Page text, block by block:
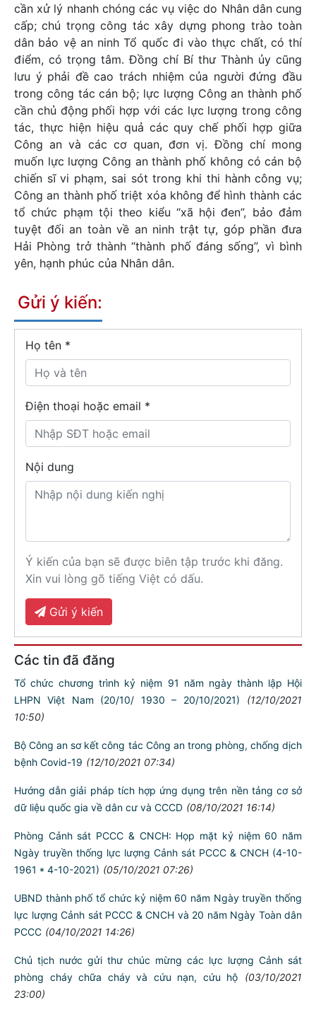
cần xử lý nhanh chóng các vụ việc do Nhân dân cung
cấp; chú trọng công tác xây dựng phong trào toàn
dân bảo vệ an ninh Tổ quốc đi vào thực chất, có thí
điểm, có trọng tâm. Đồng chí Bí thư Thành ủy cũng
lưu ý phải đề cao trách nhiệm của người đứng đầu
trong công tác cán bộ; lực lượng Công an thành phố
cần chủ động phối hợp với các lực lượng trong công
tác, thực hiện hiệu quả các quy chế phối hợp giữa
Công an và các cơ quan, đơn vị. Đồng chí mong
muốn lực lượng Công an thành phố không có cán bộ
chiến sĩ vi phạm, sai sót trong khi thi hành công vụ;
Công an thành phố triệt xóa không để hình thành các
tổ chức phạm tội theo kiểu “xã hội đen”, bảo đảm
tuyệt đối an toàn về an ninh trật tự, góp phần đưa
Hải Phòng trở thành “thành phố đáng sống”, vì bình
yên, hạnh phúc của Nhân dân.
Gửi ý kiến:
Họ tên *
Điện thoại hoặc email *
Nội dung
Ý kiến của bạn sẽ được biên tập trước khi đăng.
Xin vui lòng gõ tiếng Việt có dấu.
Gửi ý kiến
Các tin đã đăng
Tổ chức chương trình kỷ niệm 91 năm ngày thành lập Hội
LHPN Việt Nam (20/10/ 1930 – 20/10/2021)
(12/10/2021
10:50)
Bộ Công an sơ kết công tác Công an trong phòng, chống dịch
bệnh Covid-19 (12/10/2021 07:34)
Hướng dẫn giải pháp tích hợp ứng dụng trên nền tảng cơ sở
dữ liệu quốc gia về dân cư và CCCD (08/10/2021 16:14)
Phòng Cảnh sát PCCC & CNCH: Họp mặt kỷ niệm 60 năm
Ngày truyền thống lực lượng Cảnh sát PCCC & CNCH (4-10-
1961 * 4-10-2021) (05/10/2021 07:26)
UBND thành phố tổ chức kỷ niệm 60 năm Ngày truyền thống
lực lượng Cảnh sát PCCC & CNCH và 20 năm Ngày Toàn dân
PCCC (04/10/2021 14:26)
Chủ tịch nước gửi thư chúc mừng các lực lượng Cảnh sát
phòng cháy chữa cháy và cứu nạn, cứu hộ
(03/10/2021
23:00)